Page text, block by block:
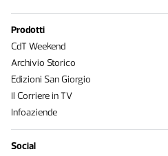
Prodotti
CdT Weekend
Archivio Storico
Edizioni San Giorgio
Il Corriere in TV
Infoaziende
Social